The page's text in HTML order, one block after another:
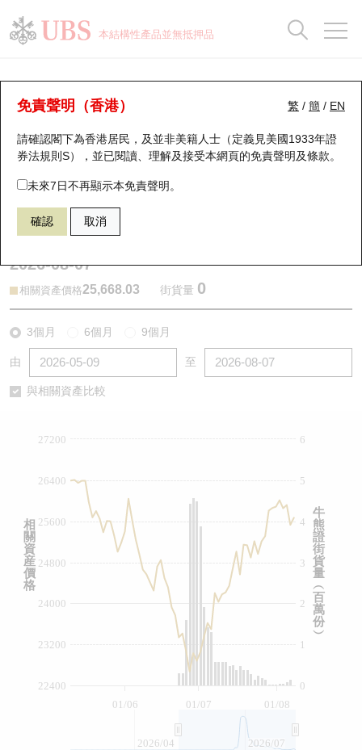
本結構性產品並無抵押品
繁 / 簡 / EN
免責聲明（香港）
請確認閣下為香港居民，及並非美籍人士（定義見美國1933年證
券法規則S），並已閱讀、理解及接受本網頁的免責聲明及條款。
未來7日不再顯示本免責聲明。
確認 取消
牛熊證分析儀
表現 街貨統計 比較
54188 瑞銀牛證 HSI 恒生指數
2026-08-07
相關資產價格25,668.03 街貨量 0
3個月 6個月 9個月
由 至
與相關資產比較
01/07
01/06 01/08
0
3
6
1
2
4
5
24000
22400
23200
24800
25600
26400
27200
2026/04 2026/07
牛
熊
證
街
貨
量
︵
百
萬
份
︶
相
關
資
産
價
格
瑞銀認股證一覽
新發行瑞銀認股證
即將到期認股證
認股證到期結算價查詢
認股證分析儀
認股證/牛熊證日誌
街貨統計
比較
牛熊全景快搜
牛熊證搜尋
牛熊證街貨分佈圖
正股牛熊證列表
新發行瑞銀牛熊證
牛熊證到期結算價查詢
牛熊證文件及公告
牛熊證文件及公告 (瑞信)
街貨統計
比較
十大升幅/跌幅
十大認股證成交分佈
十天股證佔大市成交
資金流
街貨統計
正股分析儀
二十大活躍股份
恒指成份股
國指成份股
科指成份股
中資ETFs溢價比較
收市競價變化
持股比重
顯示所有持股比重
每月輪證大市專題
輪證專欄
講座及教育短片
認股證投資者教育
牛熊證投資者教育